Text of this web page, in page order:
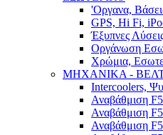
'Οργανα,
GPS, Hi Fi,
Έξυπνες
Οργάνωση
Χρώμια,
ΜΗΧΑΝΙΚΑ -
Intercoolers,
Αναβάθμιση
Αναβάθμιση
Αναβάθμιση